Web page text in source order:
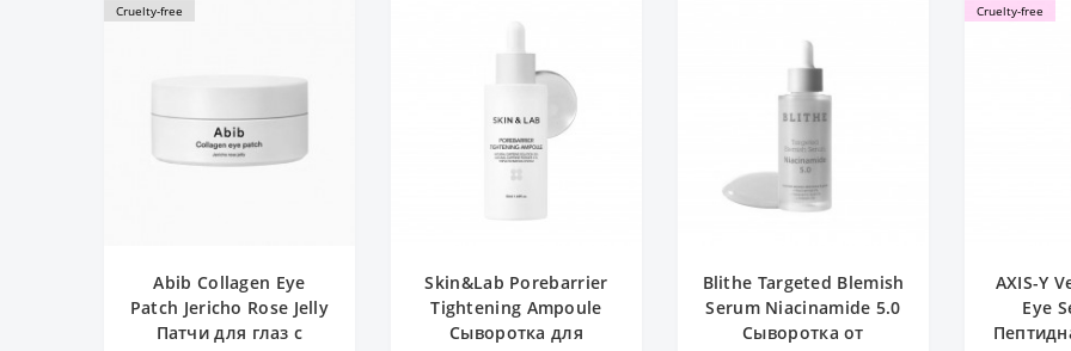
Cruelty-free
Abib Collagen Eye
Patch Jericho Rose Jelly
Патчи для глаз с
Skin&Lab Porebarrier
Tightening Ampoule
Сыворотка для
Blithe Targeted Blemish
Serum Niacinamide 5.0
Сыворотка от
Cruelty-free
AXIS-Y
Eye